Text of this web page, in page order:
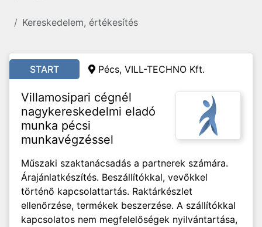
Kereskedelem, értékesítés
START Pécs, VILL-TECHNO Kft.
Villamosipari cégnél
nagykereskedelmi eladó
munka pécsi
munkavégzéssel
Műszaki szaktanácsadás a partnerek számára.
Árajánlatkészítés. Beszállítókkal, vevőkkel
történő kapcsolattartás. Raktárkészlet
ellenőrzése, termékek beszerzése. A szállítókkal
kapcsolatos nem megfelelőségek nyilvántartása,